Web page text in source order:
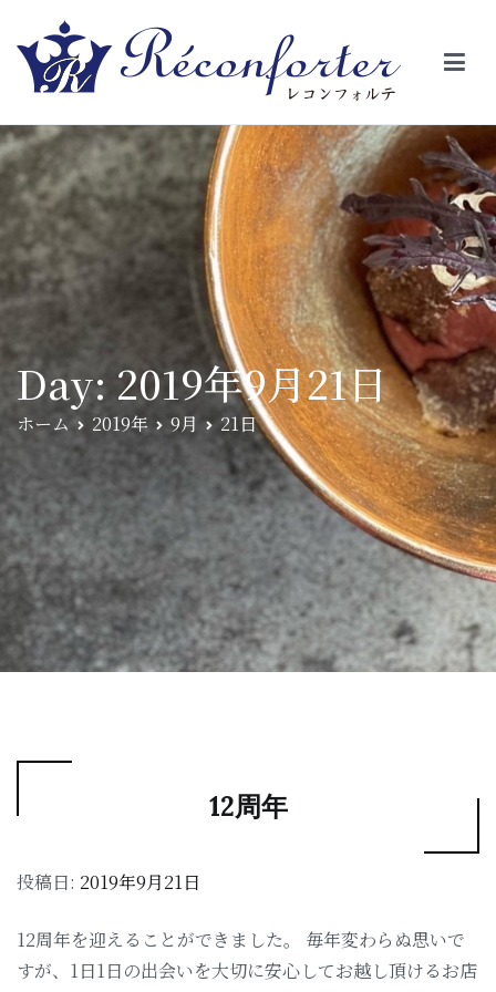
【レコンフォルテ】吹田・千里山/フレンチ（フラ
ンス料理）
絵の様に見える。そんな空間で、ゆっくり素材そのものの旨さを閉
じ込めたフレンチを・・・・・。
Day: 2019年9月21日
ホーム 2019年 9月 21日
12周年
投稿日: 2019年9月21日
12周年を迎えることができました。 毎年変わらぬ思いで
すが、1日1日の出会いを大切に安心してお越し頂けるお店